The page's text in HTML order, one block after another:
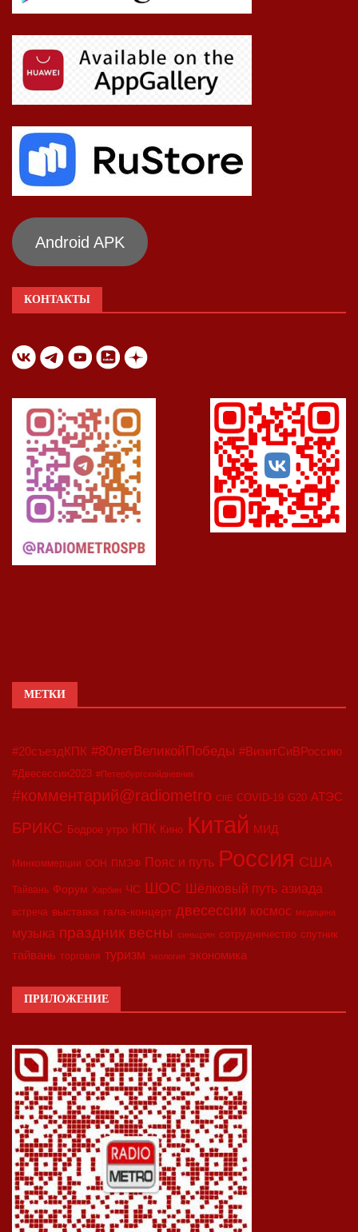
Android APK
КОНТАКТЫ
МЕТКИ
#20съездКПК #80летВеликойПобеды #ВизитСиВРоссию
#Двесессии2023 #Петербургскийдневник
#комментарий@radiometro CIIE COVID-19 G20 АТЭС
БРИКС Бодрое утро КПК Кино Китай МИД
Минкоммерции ООН ПМЭФ Пояс и путь Россия США
Тайвань Форум Харбин ЧС ШОС Шёлковый путь азиада
встреча выставка гала-концерт двесессии космос медицина
музыка праздник весны синьцзян сотрудничество спутник
тайвань торговля туризм экология экономика
ПРИЛОЖЕНИЕ